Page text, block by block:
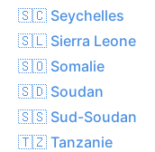
🇸🇨 Seychelles
🇸🇱 Sierra Leone
🇸🇴 Somalie
🇸🇩 Soudan
🇸🇸 Sud-Soudan
🇹🇿 Tanzanie